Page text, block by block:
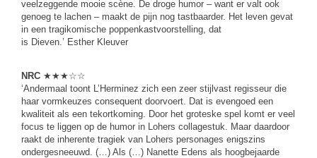
veelzeggende mooie scène. De droge humor – want er valt ook
genoeg te lachen – maakt de pijn nog tastbaarder. Het leven gevat
in een tragikomische poppenkastvoorstelling, dat
is Dieven.’ Esther Kleuver
NRC ★★★☆☆
‘Andermaal toont L’Herminez zich een zeer stijlvast regisseur die
haar vormkeuzes consequent doorvoert. Dat is evengoed een
kwaliteit als een tekortkoming. Door het groteske spel komt er veel
focus te liggen op de humor in Lohers collagestuk. Maar daardoor
raakt de inherente tragiek van Lohers personages enigszins
ondergesneeuwd. (…) Als (…) Nanette Edens als hoogbejaarde